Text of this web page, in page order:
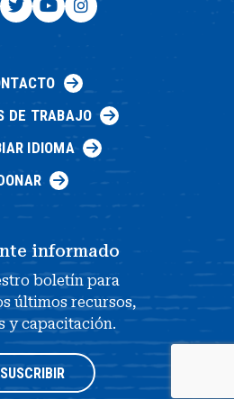
DE TRABAJO
IDIOMA
informado
boletín para
últimos recursos,
y capacitación.
SUSCRIBIR